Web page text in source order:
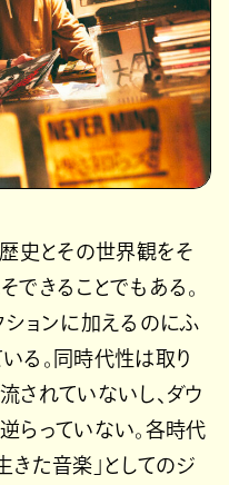
史とその世界観をそ
できることでもある。
ションに加えるのにふ
る。同時代性は取り
されていないし、ダウ
らっていない。各時代
きた音楽」としてのジ